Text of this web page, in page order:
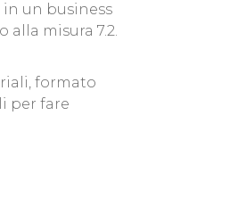
un business
misura 7.2.
formato
per fare